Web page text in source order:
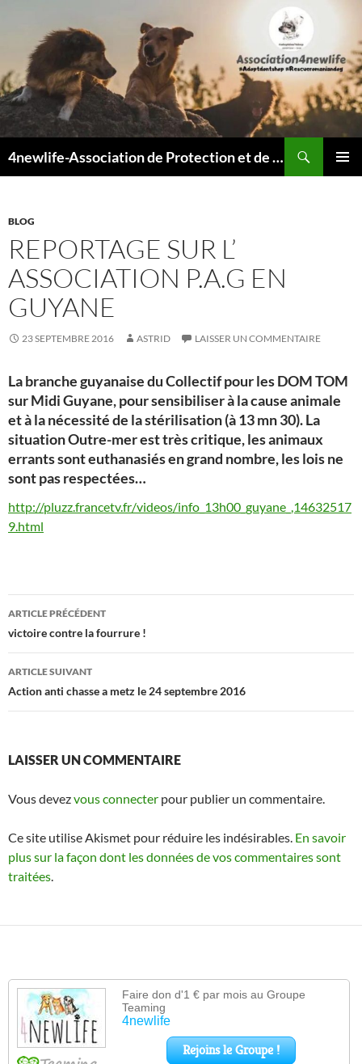
4newlife-Association de Protection et de défense animale. Loi de 1908
BLOG
REPORTAGE SUR L’
ASSOCIATION P.A.G EN
GUYANE
23 SEPTEMBRE 2016 ASTRID LAISSER UN COMMENTAIRE
La branche guyanaise du Collectif pour les DOM TOM
sur Midi Guyane, pour sensibiliser à la cause animale
et à la nécessité de la stérilisation (à 13 mn 30). La
situation Outre-mer est très critique, les animaux
errants sont euthanasiés en grand nombre, les lois ne
sont pas respectées…
http://pluzz.francetv.fr/videos/info_13h00_guyane_,14632517
9.html
Navigation
des
articles
ARTICLE PRÉCÉDENT
victoire contre la fourrure !
ARTICLE SUIVANT
Action anti chasse a metz le 24 septembre 2016
LAISSER UN COMMENTAIRE
Vous devezvous connecter pour publier un commentaire.
Ce site utilise Akismet pour réduire les indésirables. En savoir
plus sur la façon dont les données de vos commentaires sont
traitées.